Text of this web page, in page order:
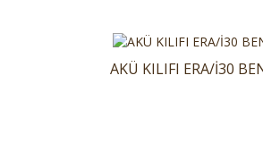
AKÜ KILIFI ERA/İ30